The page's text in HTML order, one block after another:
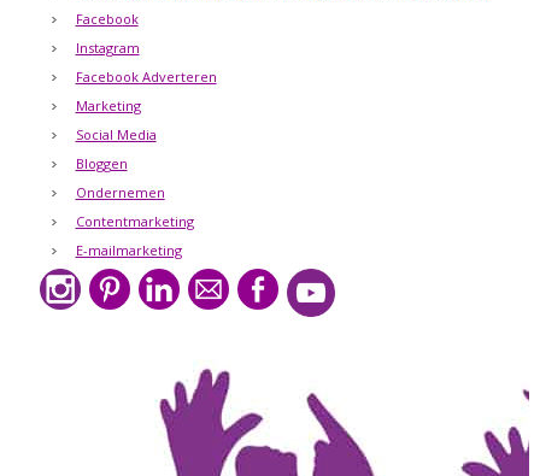
Facebook
Instagram
Facebook Adverteren
Marketing
Social Media
Bloggen
Ondernemen
Contentmarketing
E-mailmarketing